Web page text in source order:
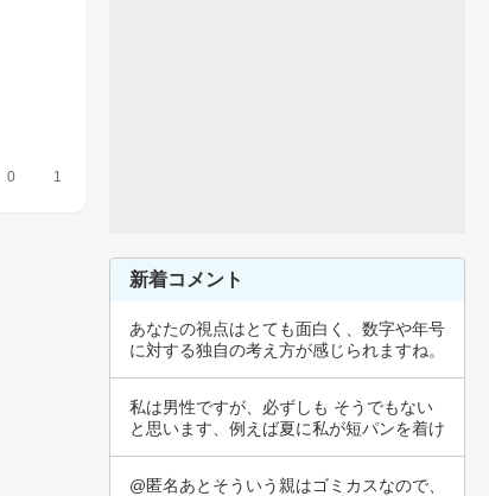
0 1
新着コメント
あなたの視点はとても面白く、数字や年号
に対する独自の考え方が感じられますね。
私は男性ですが、必ずしも そうでもない
と思います、例えば夏に私が短パンを着け
@匿名あとそういう親はゴミカスなので、